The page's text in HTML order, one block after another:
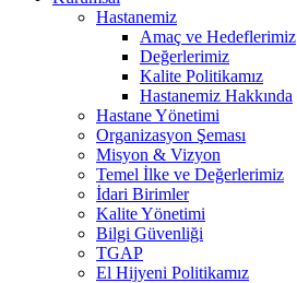
Hastanemiz
Amaç ve Hedeflerimiz
Değerlerimiz
Kalite Politikamız
Hastanemiz Hakkında
Hastane Yönetimi
Organizasyon Şeması
Misyon & Vizyon
Temel İlke ve Değerlerimiz
İdari Birimler
Kalite Yönetimi
Bilgi Güvenliği
TGAP
El Hijyeni Politikamız